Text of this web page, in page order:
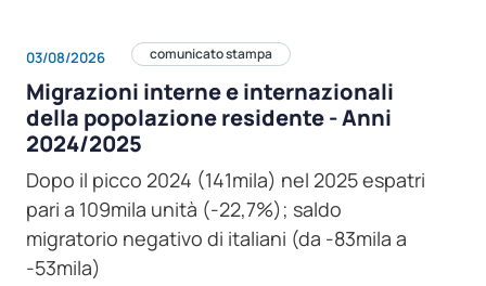
03/08/2026 comunicato stampa
Migrazioni interne e internazionali
della popolazione residente - Anni
2024/2025
Dopo il picco 2024 (141mila) nel 2025 espatri
pari a 109mila unità (-22,7%); saldo
migratorio negativo di italiani (da -83mila a
-53mila)